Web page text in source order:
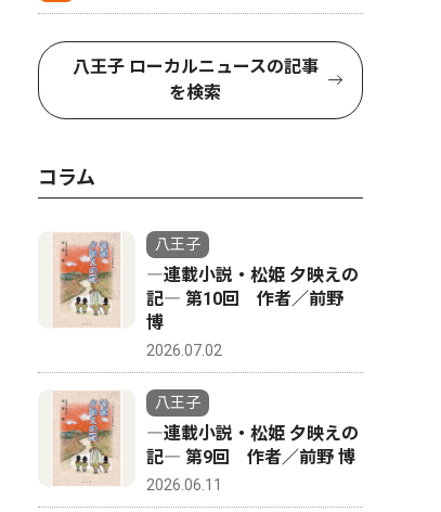
八王子 ローカルニュースの記事
を検索
コラム
八王子
―連載小説・松姫 夕映えの
記― 第10回 作者／前野
博
2026.07.02
八王子
―連載小説・松姫 夕映えの
記― 第9回 作者／前野 博
2026.06.11